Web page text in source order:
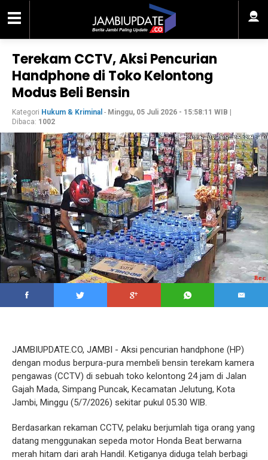
Terekam CCTV, Aksi Pencurian
Handphone di Toko Kelontong
Modus Beli Bensin
Kategori Hukum & Kriminal - Minggu, 05 Juli 2026 - 15:58:11 WIB
Dibaca: 1002
JAMBIUPDATE.CO, JAMBI - Aksi pencurian handphone (HP)
dengan modus berpura-pura membeli bensin terekam kamera
pengawas (CCTV) di sebuah toko kelontong 24 jam di Jalan
Gajah Mada, Simpang Puncak, Kecamatan Jelutung, Kota
Jambi, Minggu (5/7/2026) sekitar pukul 05.30 WIB.
Berdasarkan rekaman CCTV, pelaku berjumlah tiga orang yang
datang menggunakan sepeda motor Honda Beat berwarna
merah hitam dari arah Handil. Ketiganya diduga telah berbagi